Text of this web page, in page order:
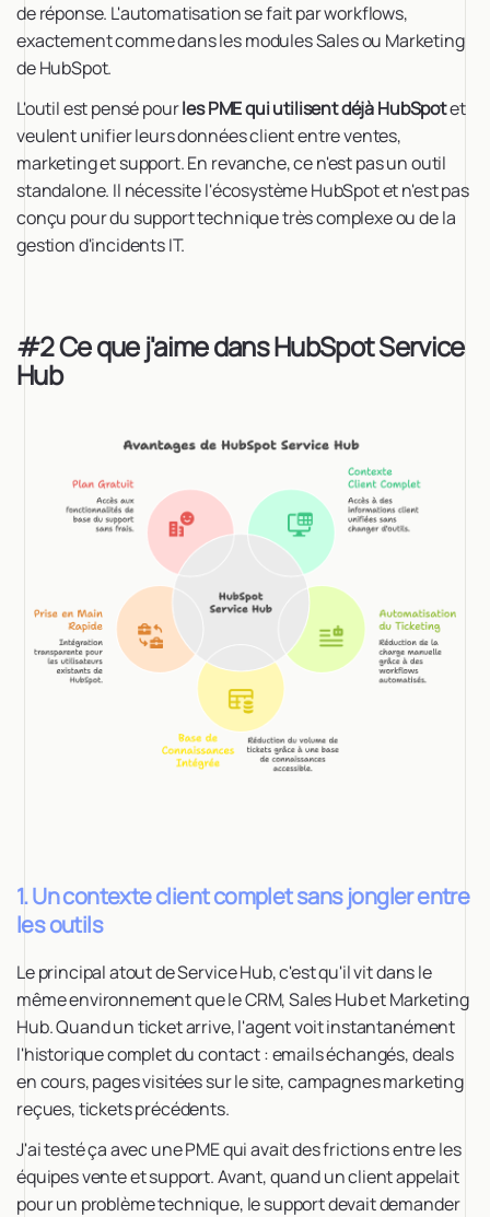
de réponse. L'automatisation se fait par workflows,
exactement comme dans les modules Sales ou Marketing
de HubSpot.
L'outil est pensé pourles PME qui utilisent déjà HubSpotet
veulent unifier leurs données client entre ventes,
marketing et support. En revanche, ce n'est pas un outil
standalone. Il nécessite l'écosystème HubSpot et n'est pas
conçu pour du support technique très complexe ou de la
gestion d'incidents IT.
#2 Ce que j'aime dans HubSpot Service
Hub
1. Un contexte client complet sans jongler entre
les outils
Le principal atout de Service Hub, c'est qu'il vit dans le
même environnement que le CRM, Sales Hub et Marketing
Hub. Quand un ticket arrive, l'agent voit instantanément
l'historique complet du contact : emails échangés, deals
en cours, pages visitées sur le site, campagnes marketing
reçues, tickets précédents.
J'ai testé ça avec une PME qui avait des frictions entre les
équipes vente et support. Avant, quand un client appelait
pour un problème technique, le support devait demander